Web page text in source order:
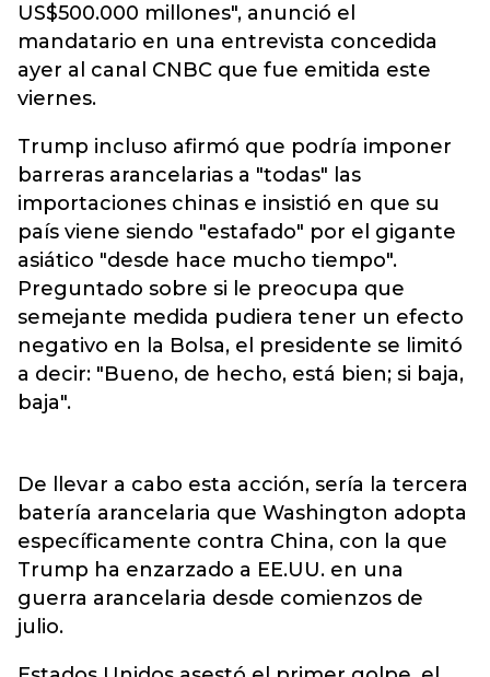
US$500.000 millones", anunció el
mandatario en una entrevista concedida
ayer al canal CNBC que fue emitida este
viernes.
Trump incluso afirmó que podría imponer
barreras arancelarias a "todas" las
importaciones chinas e insistió en que su
país viene siendo "estafado" por el gigante
asiático "desde hace mucho tiempo".
Preguntado sobre si le preocupa que
semejante medida pudiera tener un efecto
negativo en la Bolsa, el presidente se limitó
a decir: "Bueno, de hecho, está bien; si baja,
baja".
De llevar a cabo esta acción, sería la tercera
batería arancelaria que Washington adopta
específicamente contra China, con la que
Trump ha enzarzado a EE.UU. en una
guerra arancelaria desde comienzos de
julio.